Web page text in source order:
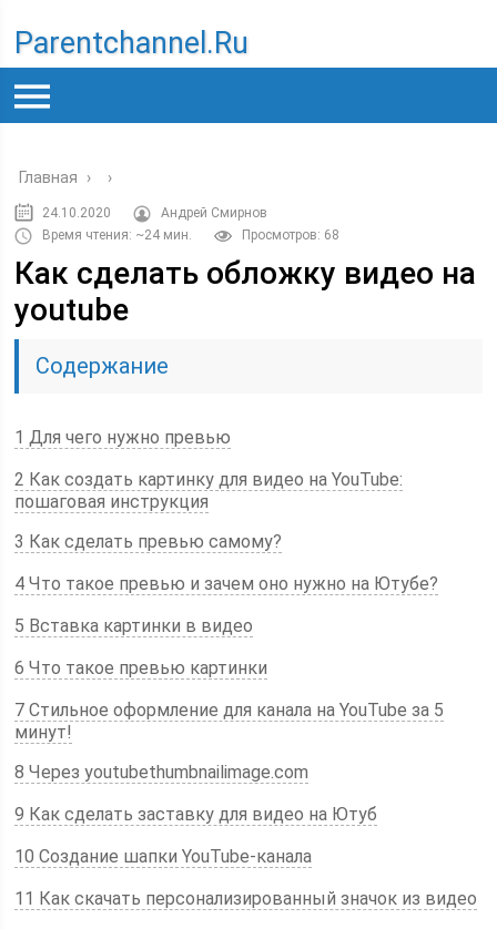
Parentchannel.ru
Главная › ›
24.10.2020
Андрей Смирнов
Время чтения: ~24 мин.
Просмотров: 68
Как сделать обложку видео на
youtube
Содержание
1 Для чего нужно превью
2 Как создать картинку для видео на YouTube:
пошаговая инструкция
3 Как сделать превью самому?
4 Что такое превью и зачем оно нужно на Ютубе?
5 Вставка картинки в видео
6 Что такое превью картинки
7 Стильное оформление для канала на YouTube за 5
минут!
8 Через youtubethumbnailimage.com
9 Как сделать заставку для видео на Ютуб
10 Создание шапки YouTube-канала
11 Как скачать персонализированный значок из видео